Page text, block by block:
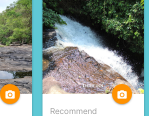
camera_alt camera_alt
Recommend